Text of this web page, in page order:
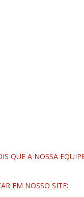
QUE A NOSSA
EM NOSSO SITE: